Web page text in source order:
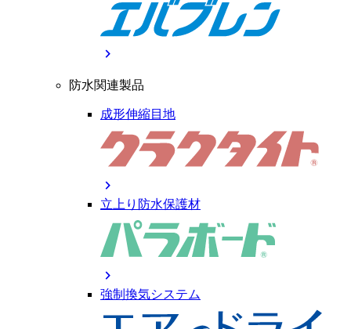
chevron_right
防水関連製品
成形伸縮目地
chevron_right
立上り防水保護材
chevron_right
強制換気システム